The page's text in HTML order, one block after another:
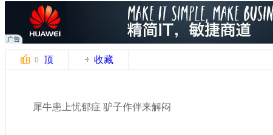
0 顶 收藏
犀牛患上忧郁症 驴子作伴来解闷